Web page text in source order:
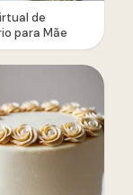
de
para Mãe